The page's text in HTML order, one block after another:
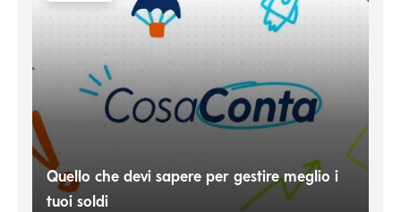
Quello che devi sapere per gestire meglio i
tuoi soldi